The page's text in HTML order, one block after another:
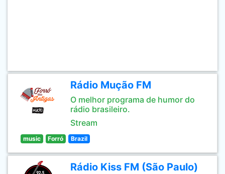
Rádio Mução FM
O melhor programa de humor do
rádio brasileiro.
Stream
music Forró Brazil
Rádio Kiss FM (São Paulo)